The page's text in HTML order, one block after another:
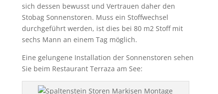
sich dessen bewusst und Vertrauen daher den
Stobag Sonnenstoren. Muss ein Stoffwechsel
durchgeführt werden, ist dies bei 80 m2 Stoff mit
sechs Mann an einem Tag möglich.
Eine gelungene Installation der Sonnenstoren sehen
Sie beim Restaurant Terraza am See: